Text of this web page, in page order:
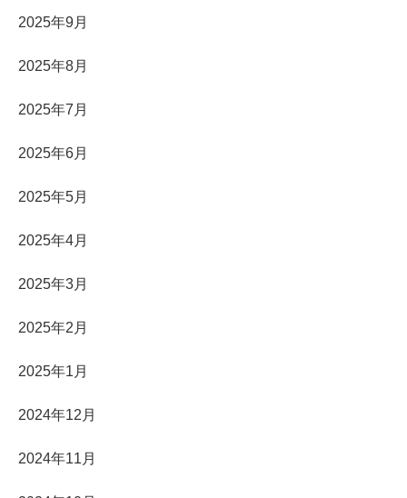
2025年9月
2025年8月
2025年7月
2025年6月
2025年5月
2025年4月
2025年3月
2025年2月
2025年1月
2024年12月
2024年11月